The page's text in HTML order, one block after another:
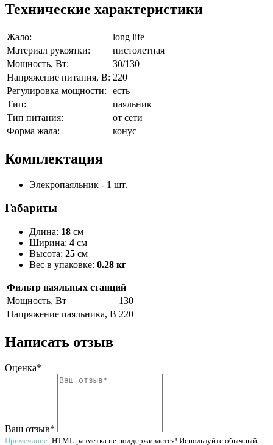
Технические характеристики
Жало:
long life
Материал рукоятки:
пистолетная
Мощность, Вт:
30/130
Напряжение питания, В: 220
Регулировка мощности:
есть
Тип:
паяльник
Тип питания:
от сети
Форма жала:
конус
Комплектация
Элекропаяльник - 1 шт.
Габариты
Длина: 18 см
Ширина: 4 см
Высота: 25 см
Вес в упаковке: 0.28 кг
Фильтр паяльных станций
Мощность, Вт
130
Напряжение паяльника, В 220
Написать отзыв
Оценка*
Ваш отзыв*
Примечание: HTML разметка не поддерживается! Используйте обычный